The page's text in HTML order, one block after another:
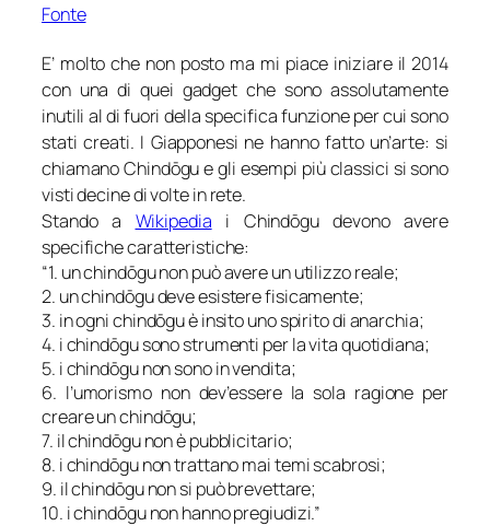
Fonte
E’ molto che non posto ma mi piace iniziare il 2014
con una di quei gadget che sono assolutamente
inutili al di fuori della specifica funzione per cui sono
stati creati. I Giapponesi ne hanno fatto un’arte: si
chiamano Chindōgu e gli esempi più classici si sono
visti decine di volte in rete.
Stando a Wikipedia i Chindōgu devono avere
specifiche caratteristiche:
“1. un chindōgu non può avere un utilizzo reale;
2. un chindōgu deve esistere fisicamente;
3. in ogni chindōgu è insito uno spirito di anarchia;
4. i chindōgu sono strumenti per la vita quotidiana;
5. i chindōgu non sono in vendita;
6. l’umorismo non dev’essere la sola ragione per
creare un chindōgu;
7. il chindōgu non è pubblicitario;
8. i chindōgu non trattano mai temi scabrosi;
9. il chindōgu non si può brevettare;
10. i chindōgu non hanno pregiudizi.”